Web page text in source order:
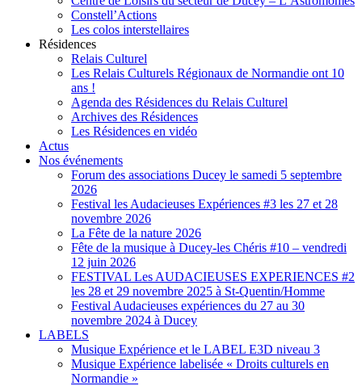
Constell’Actions
Les colos interstellaires
Résidences
Relais Culturel
Les Relais Culturels Régionaux de Normandie ont 10
ans !
Agenda des Résidences du Relais Culturel
Archives des Résidences
Les Résidences en vidéo
Actus
Nos événements
Forum des associations Ducey le samedi 5 septembre
2026
Festival les Audacieuses Expériences #3 les 27 et 28
novembre 2026
La Fête de la nature 2026
Fête de la musique à Ducey-les Chéris #10 – vendredi
12 juin 2026
FESTIVAL Les AUDACIEUSES EXPERIENCES #2
les 28 et 29 novembre 2025 à St-Quentin/Homme
Festival Audacieuses expériences du 27 au 30
novembre 2024 à Ducey
LABELS
Musique Expérience et le LABEL E3D niveau 3
Musique Expérience labelisée « Droits culturels en
Normandie »